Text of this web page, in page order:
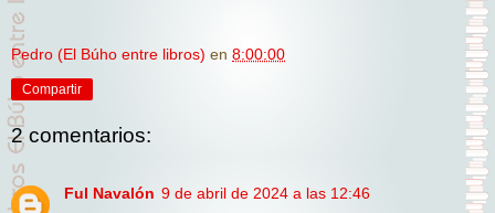
Pedro (El Búho entre libros) en 8:00:00
Compartir
2 comentarios:
Ful Navalón 9 de abril de 2024 a las 12:46